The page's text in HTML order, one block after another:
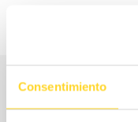
Consentimiento